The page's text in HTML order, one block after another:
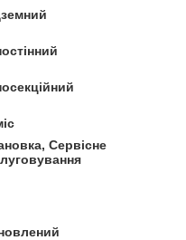
Сервісне